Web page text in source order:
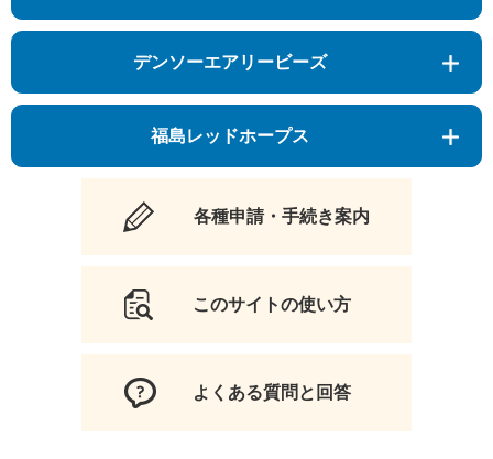
デンソーエアリービーズ
福島レッドホープス
各種申請・手続き案内
このサイトの使い方
よくある質問と回答